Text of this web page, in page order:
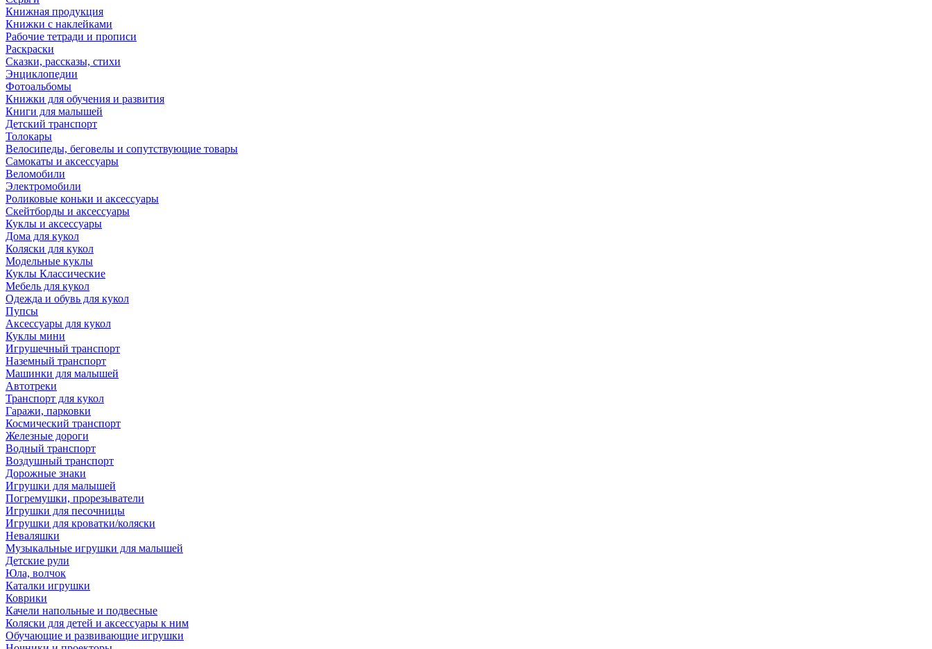
Книжная продукция
Книжки с наклейками
Рабочие тетради и прописи
Раскраски
Сказки, рассказы, стихи
Энциклопедии
Фотоальбомы
Книжки для обучения и развития
Книги для малышей
Детский транспорт
Толокары
Велосипеды, беговелы и сопутствующие товары
Самокаты и аксессуары
Веломобили
Электромобили
Роликовые коньки и аксессуары
Скейтборды и аксессуары
Куклы и аксессуары
Дома для кукол
Коляски для кукол
Модельные куклы
Куклы Классические
Мебель для кукол
Одежда и обувь для кукол
Пупсы
Аксессуары для кукол
Куклы мини
Игрушечный транспорт
Наземный транспорт
Машинки для малышей
Автотреки
Транспорт для кукол
Гаражи, парковки
Космический транспорт
Железные дороги
Водный транспорт
Воздушный транспорт
Дорожные знаки
Игрушки для малышей
Погремушки, прорезыватели
Игрушки для песочницы
Игрушки для кроватки/коляски
Неваляшки
Музыкальные игрушки для малышей
Детские рули
Юла, волчок
Каталки игрушки
Коврики
Качели напольные и подвесные
Коляски для детей и аксессуары к ним
Обучающие и развивающие игрушки